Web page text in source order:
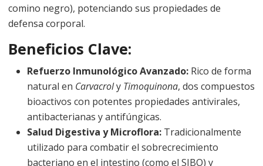
comino negro), potenciando sus propiedades de
defensa corporal.
Beneficios Clave:
Refuerzo Inmunológico Avanzado:Rico de forma
natural en Carvacroly Timoquinona, dos compuestos
bioactivos con potentes propiedades antivirales,
antibacterianas y antifúngicas.
Salud Digestiva y Microflora:Tradicionalmente
utilizado para combatir el sobrecrecimiento
bacteriano en el intestino (como el SIBO) y